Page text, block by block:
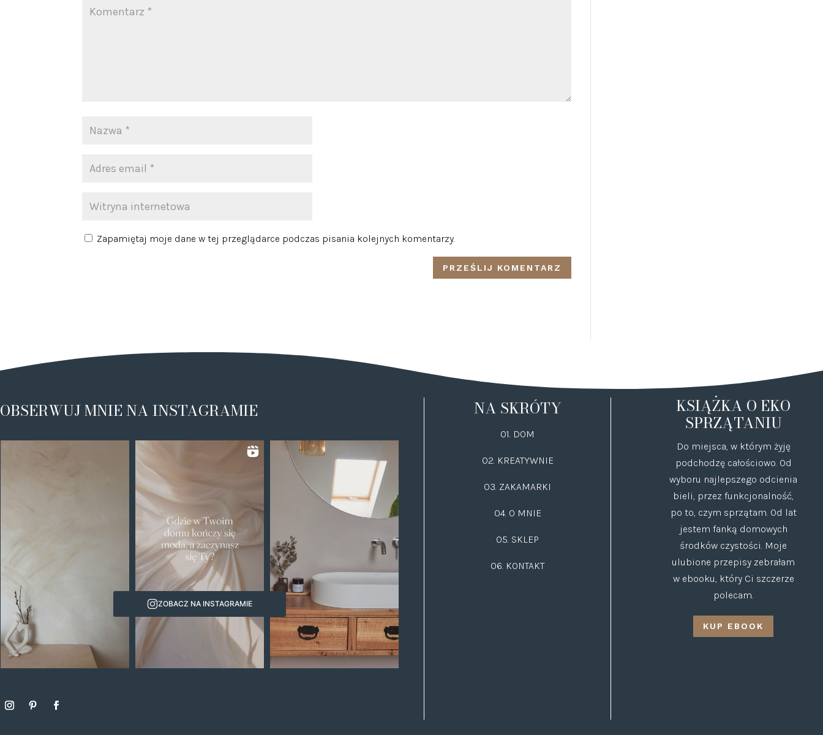
Zapamiętaj moje dane w tej przeglądarce podczas pisania kolejnych komentarzy.
OBSERWUJ MNIE NA INSTAGRAMIE
ZOBACZ NA INSTAGRAMIE
NA SKRÓTY
01. DOM
02. KREATYWNIE
03. ZAKAMARKI
04. O MNIE
05. SKLEP
06. KONTAKT
KSIĄŻKA O EKO
SPRZĄTANIU
Do miejsca, w którym żyję
podchodzę całościowo. Od
wyboru najlepszego odcienia
bieli, przez funkcjonalność,
po to, czym sprzątam. Od lat
jestem fanką domowych
środków czystości. Moje
ulubione przepisy zebrałam
w ebooku, który Ci szczerze
polecam.
KUP EBOOK